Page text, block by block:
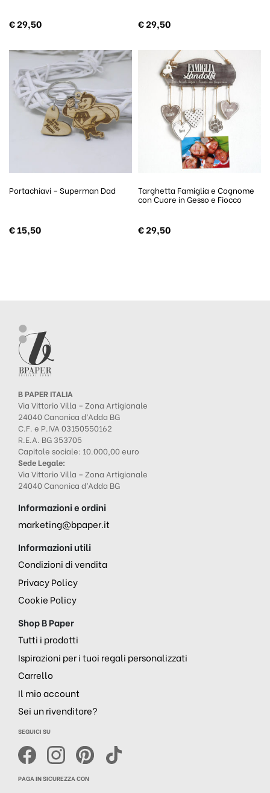
€29,50 €29,50
Portachiavi – Superman Dad
€15,50
Targhetta Famiglia e Cognome
con Cuore in Gesso e Fiocco
€29,50
B PAPER ITALIA
Via Vittorio Villa – Zona Artigianale
24040 Canonica d’Adda BG
C.F. e P.IVA 03150550162
R.E.A. BG 353705
Capitale sociale: 10.000,00 euro
Sede Legale:
Via Vittorio Villa – Zona Artigianale
24040 Canonica d’Adda BG
Informazioni e ordini
marketing@bpaper.it
Informazioni utili
Condizioni di vendita
Privacy Policy
Cookie Policy
Shop B Paper
Tutti i prodotti
Ispirazioni per i tuoi regali personalizzati
Carrello
Il mio account
Sei un rivenditore?
SEGUICI SU
PAGA IN SICUREZZA CON